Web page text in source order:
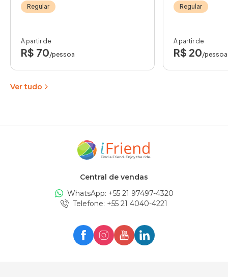
Regular
A partir de
R$ 70/pessoa
Regular
A partir de
R$ 20/pessoa
Ver tudo
Central de vendas
WhatsApp: +55 21 97497-4320
Telefone: +55 21 4040-4221